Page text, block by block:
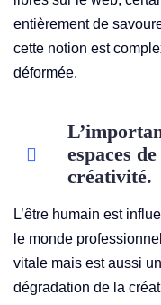
entièrement de
cette notion est
déformée.
espaces
créativité.
L’être humain est
le monde
vitale mais est aussi
dégradation de la